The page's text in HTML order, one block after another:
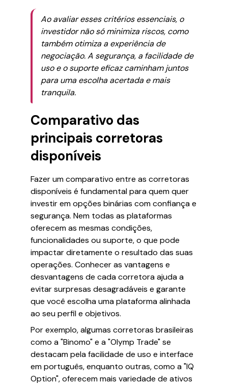
Ao avaliar esses critérios essenciais, o
investidor não só minimiza riscos, como
também otimiza a experiência de
negociação. A segurança, a facilidade de
uso e o suporte eficaz caminham juntos
para uma escolha acertada e mais
tranquila.
Comparativo das
principais corretoras
disponíveis
Fazer um comparativo entre as corretoras
disponíveis é fundamental para quem quer
investir em opções binárias com confiança e
segurança. Nem todas as plataformas
oferecem as mesmas condições,
funcionalidades ou suporte, o que pode
impactar diretamente o resultado das suas
operações. Conhecer as vantagens e
desvantagens de cada corretora ajuda a
evitar surpresas desagradáveis e garante
que você escolha uma plataforma alinhada
ao seu perfil e objetivos.
Por exemplo, algumas corretoras brasileiras
como a "Binomo" e a "Olymp Trade" se
destacam pela facilidade de uso e interface
em português, enquanto outras, como a "IQ
Option", oferecem mais variedade de ativos